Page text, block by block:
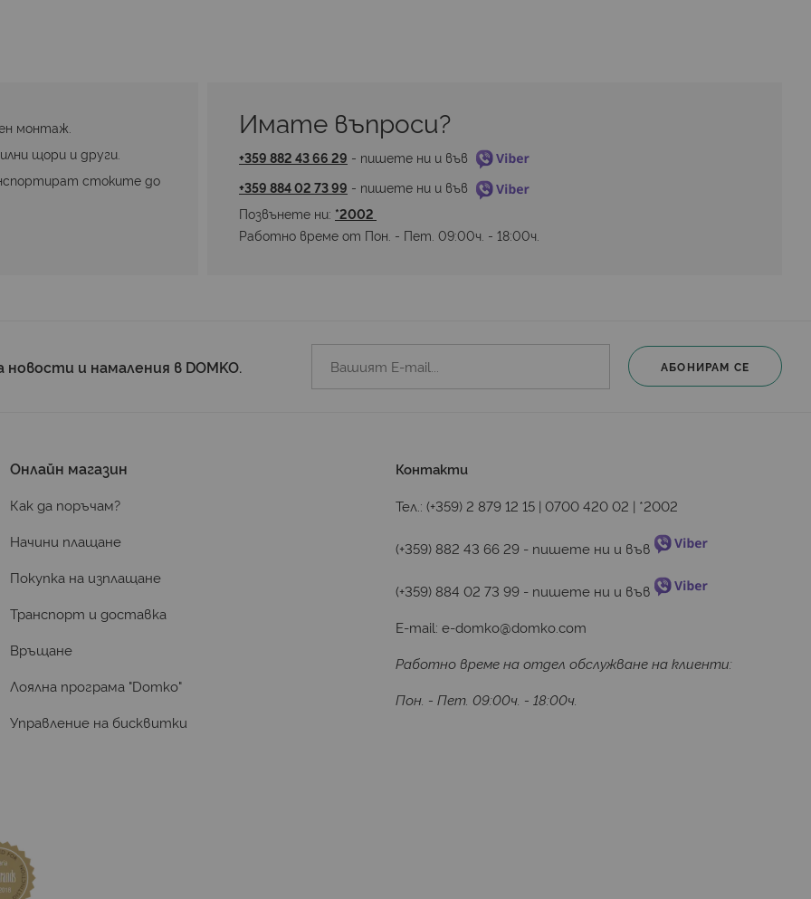
монтаж.
щори и други.
стоките до
Имате въпроси?
+359 882 43 66 29 - пишете ни и във
+359 884 02 73 99 - пишете ни и във
Позвънете ни: *2002
Работно време от Пон. - Пет. 09:00ч. - 18:00ч.
и намаления в DOMKO. АБОНИРАМ СЕ
Онлайн магазин
Как да поръчам?
Начини плащане
Покупка на изплащане
Транспорт и доставка
Връщане
Лоялна програма "Domko"
Управление на бисквитки
Контакти
Тел.:(+359) 2 879 12 15 |0700 420 02 | *2002
(+359) 882 43 66 29 - пишете ни и във
(+359) 884 02 73 99 - пишете ни и във
E-mail:e-domko@domko.com
Работно време на отдел обслужване на клиенти:
Пон. - Пет. 09:00ч. - 18:00ч.